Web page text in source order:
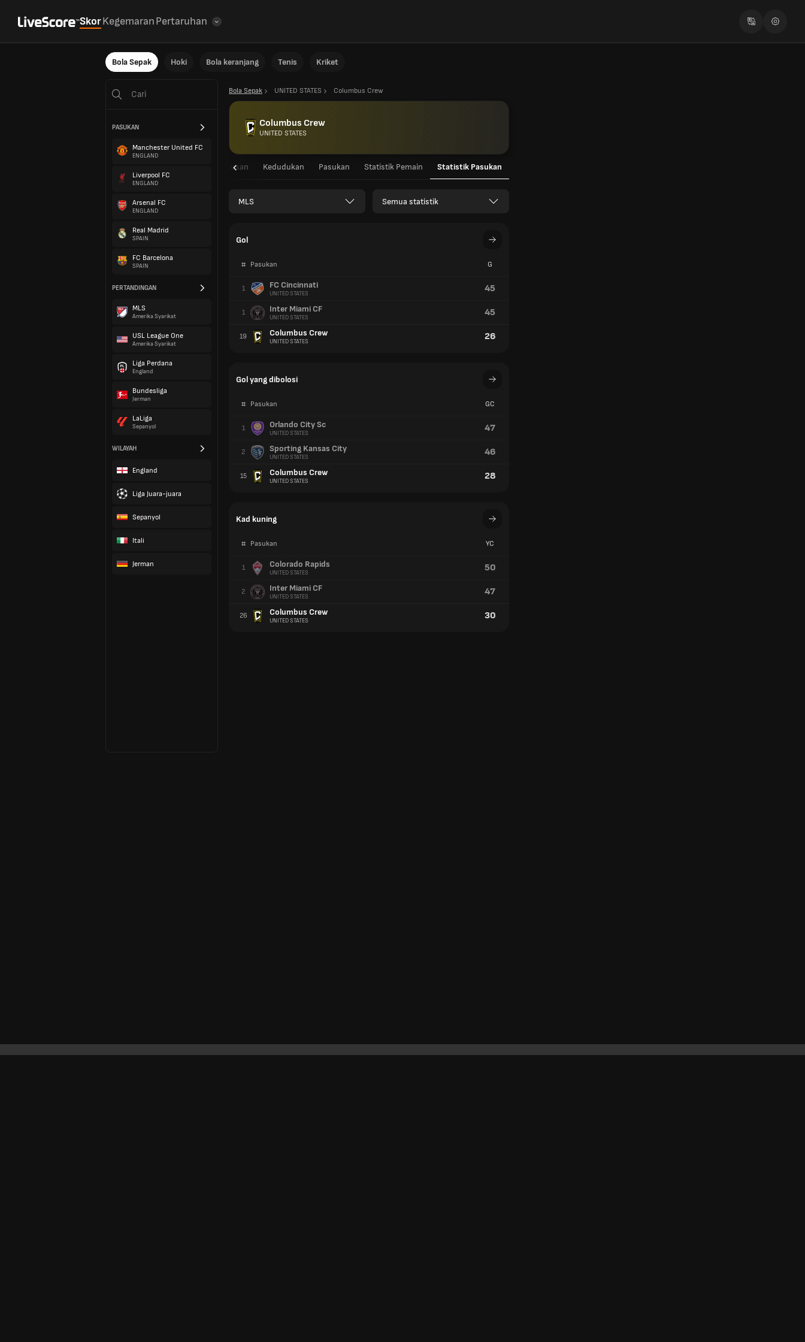
SkorKegemaranPertaruhan
Bola Sepak Hoki Bola keranjang Tenis Kriket
PASUKAN
Manchester United FC
ENGLAND
Liverpool FC
ENGLAND
Arsenal FC
ENGLAND
Real Madrid
SPAIN
FC Barcelona
SPAIN
PERTANDINGAN
MLS
Amerika Syarikat
USL League One
Amerika Syarikat
Liga Perdana
England
Bundesliga
Jerman
LaLiga
Sepanyol
WILAYAH
England
Liga Juara-juara
Sepanyol
Itali
Jerman
Bola Sepak UNITED STATES Columbus Crew
Columbus Crew
UNITED STATES
Keputusan Kedudukan Pasukan Statistik Pemain Statistik Pasukan
MLS Semua statistik
Gol
# Pasukan G
1 FC Cincinnati
UNITED STATES 45
1 Inter Miami CF
UNITED STATES 45
19 Columbus Crew
UNITED STATES 26
Gol yang dibolosi
# Pasukan GC
1 Orlando City Sc
UNITED STATES 47
2 Sporting Kansas City
UNITED STATES 46
15 Columbus Crew
UNITED STATES 28
Kad kuning
# Pasukan YC
1 Colorado Rapids
UNITED STATES 50
2 Inter Miami CF
UNITED STATES 47
26 Columbus Crew
UNITED STATES 30